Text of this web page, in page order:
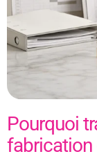
Pourquoi
fabrication